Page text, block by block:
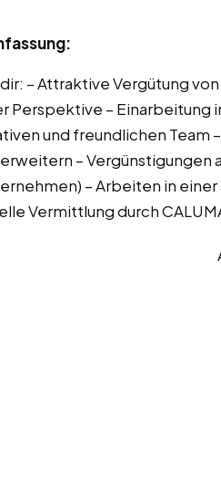
– Attraktive Vergütung
Perspektive – Einarbeitung
und freundlichen Team
– Vergünstigungen
– Arbeiten in
Vermittlung durch